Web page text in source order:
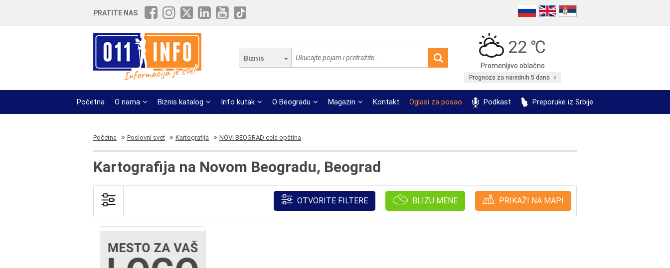
PRATITE NAS
Biznis
22 ℃
Promenljivo oblačno
Prognoza za narednih 5 dana
Početna O nama Biznis katalog Info kutak O Beogradu Magazin Kontakt Oglasi za posao Podkast Preporuke iz Srbije
Početna Poslovni svet Kartografija NOVI BEOGRAD cela opština
Kartografija na Novom Beogradu, Beograd
OTVORITE FILTERE BLIZU MENE PRIKAŽI NA MAPI